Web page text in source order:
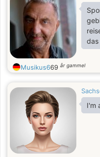
reise gern, mag Kunst, die
das
Musikus669 år gammel
I'm